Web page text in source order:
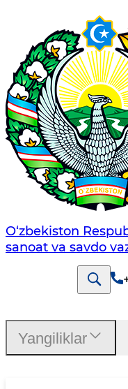
O‘zbekiston
sanoat va savdo
Yangiliklar